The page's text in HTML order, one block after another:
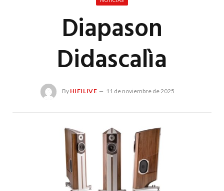
Diapason
Didascalìa
By HIFILIVE 11 de noviembre de 2025